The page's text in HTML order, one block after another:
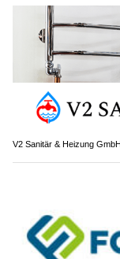
V2 Sanitär & Heizung